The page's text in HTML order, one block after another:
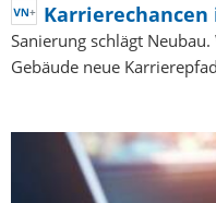
Karrierechancen
Sanierung schlägt
Gebäude neue